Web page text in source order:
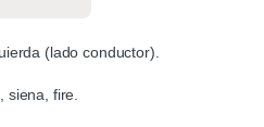
(lado conductor).
siena, fire.